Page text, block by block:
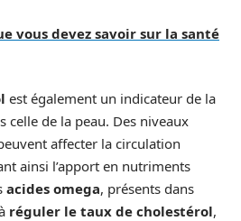
vous devez savoir sur la santé
est également un indicateur de la
celle de la peau. Des niveaux
affecter la circulation
ainsi l’apport en nutriments
acides omega, présents dans
réguler le taux de cholestérol,